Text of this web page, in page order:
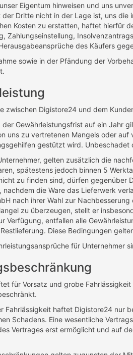
Eigentum hinweisen und uns
der Dritte nicht in der Lage ist, uns
Kosten zu erstatten, haftet hierfür
Zahlungseinstellung,
des Käufers
sowie in der Pfändung der
zwischen Digistore24 und dem
der Gewährleistungsfrist auf ein Jahr
uns zu vertretenen Mangels oder
gestützt wird.
gelten zusätzlich die
spätestens jedoch binnen 5
zu finden sind, dürfen gegenüber
nachdem die Ware das Lieferwerk
nach ihrer Wahl zur
zu überzeugen, stellt er
Verfügung, entfallen alle
Diese Bedingungen
für Unternehmer
für Vorsatz und grobe
Fahrlässigkeit haftet Digistore24 nur
Schadens. Eine wesentliche
Vertrages erst ermöglicht und auf